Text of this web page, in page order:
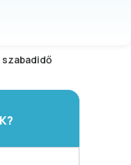
szabadidő